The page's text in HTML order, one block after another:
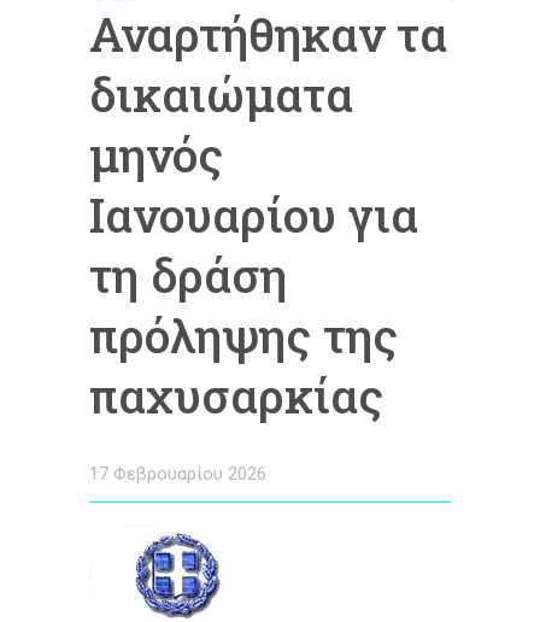
Αναρτήθηκαν τα
δικαιώματα
μηνός
Ιανουαρίου για
τη δράση
πρόληψης της
παχυσαρκίας
17 Φεβρουαρίου 2026